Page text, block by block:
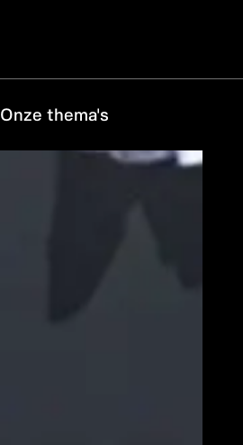
Onze thema's